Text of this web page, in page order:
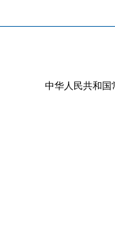
中华人民共和国